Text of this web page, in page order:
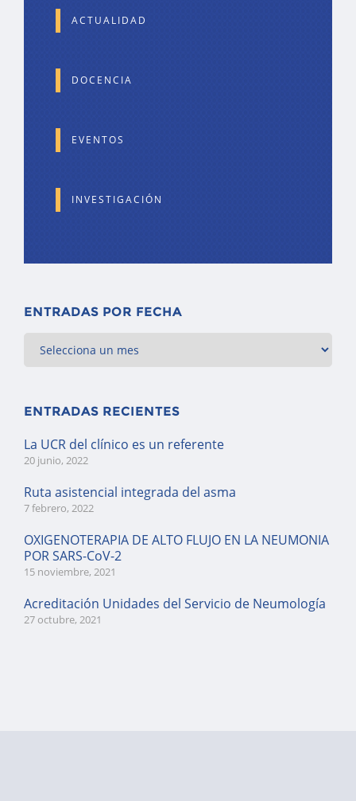
ACTUALIDAD
DOCENCIA
EVENTOS
INVESTIGACIÓN
ENTRADAS POR FECHA
ENTRADAS RECIENTES
La UCR del clínico es un referente
20 junio, 2022
Ruta asistencial integrada del asma
7 febrero, 2022
OXIGENOTERAPIA DE ALTO FLUJO EN LA NEUMONIA
POR SARS-CoV-2
15 noviembre, 2021
Acreditación Unidades del Servicio de Neumología
27 octubre, 2021